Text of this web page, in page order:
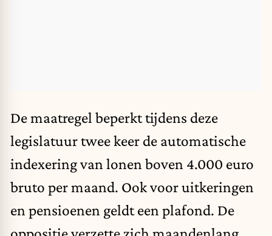
De maatregel beperkt tijdens deze
legislatuur twee keer de automatische
indexering van lonen boven 4.000 euro
bruto per maand. Ook voor uitkeringen
en pensioenen geldt een plafond. De